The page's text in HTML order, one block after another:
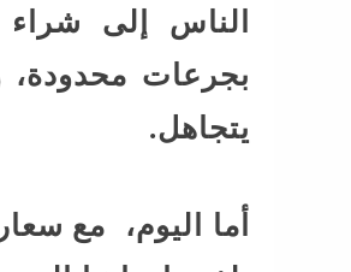
الناس إلى شراء
بجرعات محدودة،
يتجاهل.
أما اليوم، مع